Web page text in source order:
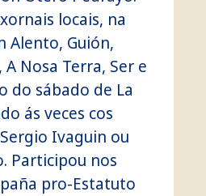
locais, na
Alento, Guión,
A Nosa Terra, Ser e
do sábado de La
ás veces cos
Ivaguin ou
Participou nos
pro-Estatuto